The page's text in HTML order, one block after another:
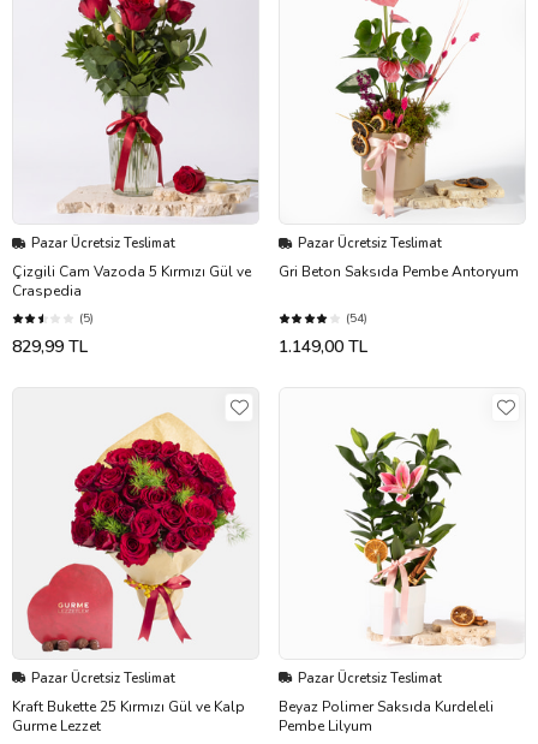
Pazar Ücretsiz Teslimat
Çizgili Cam Vazoda 5 Kırmızı Gül ve
Craspedia
(5)
829,99 TL
Pazar Ücretsiz Teslimat
Gri Beton Saksıda Pembe Antoryum
(54)
1.149,00 TL
Pazar Ücretsiz Teslimat
Kraft Bukette 25 Kırmızı Gül ve Kalp
Gurme Lezzet
Pazar Ücretsiz Teslimat
Beyaz Polimer Saksıda Kurdeleli
Pembe Lilyum